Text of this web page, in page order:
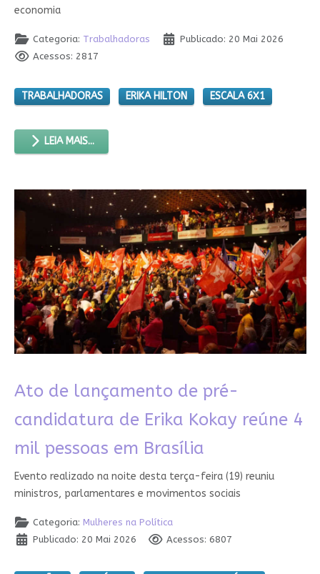
economia
Categoria: Trabalhadoras
Publicado: 20 Mai 2026
Acessos: 2817
TRABALHADORAS ERIKA HILTON ESCALA 6X1
LEIA MAIS...
Ato de lançamento de pré-
candidatura de Erika Kokay reúne 4
mil pessoas em Brasília
Evento realizado na noite desta terça-feira (19) reuniu
ministros, parlamentares e movimentos sociais
Categoria: Mulheres na Política
Publicado: 20 Mai 2026
Acessos: 6807